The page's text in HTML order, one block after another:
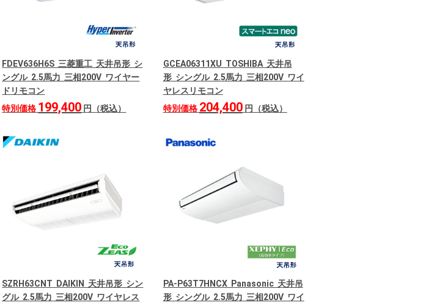
FDEV636H6S 三菱重工 天井吊形 シ
ングル 2.5馬力 三相200V ワイヤー
ドリモコン
特別価格 199,400 円（税込）
GCEA06311XU TOSHIBA 天井吊
形 シングル 2.5馬力 三相200V ワイ
ヤレスリモコン
特別価格 204,400円（税込）
SZRH63CNT DAIKIN 天井吊形 シン
グル 2.5馬力 三相200V ワイヤレス
PA-P63T7HNCX Panasonic 天井吊
形 シングル 2.5馬力 三相200V ワイ